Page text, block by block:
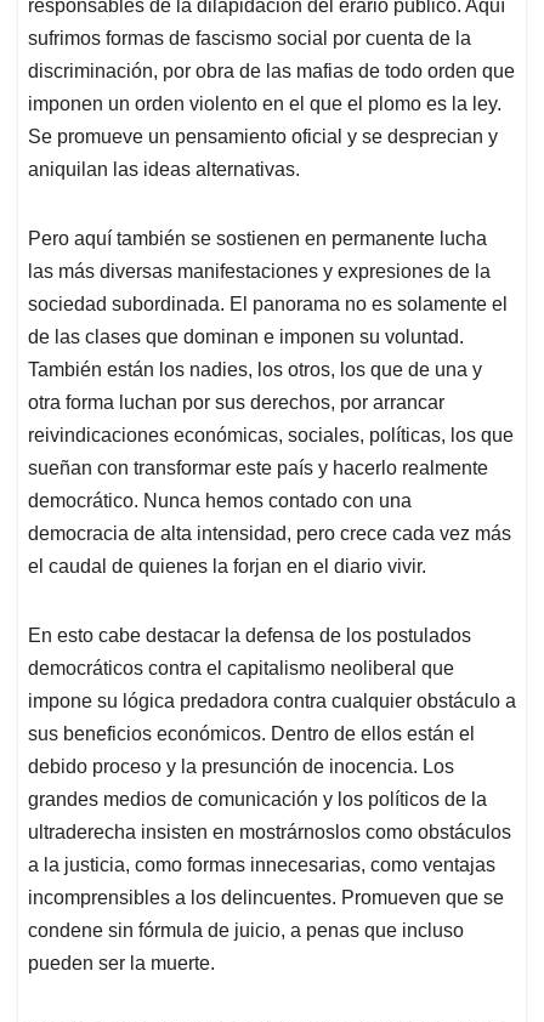
responsables de la dilapidación del erario público. Aquí
sufrimos formas de fascismo social por cuenta de la
discriminación, por obra de las mafias de todo orden que
imponen un orden violento en el que el plomo es la ley.
Se promueve un pensamiento oficial y se desprecian y
aniquilan las ideas alternativas.
Pero aquí también se sostienen en permanente lucha
las más diversas manifestaciones y expresiones de la
sociedad subordinada. El panorama no es solamente el
de las clases que dominan e imponen su voluntad.
También están los nadies, los otros, los que de una y
otra forma luchan por sus derechos, por arrancar
reivindicaciones económicas, sociales, políticas, los que
sueñan con transformar este país y hacerlo realmente
democrático. Nunca hemos contado con una
democracia de alta intensidad, pero crece cada vez más
el caudal de quienes la forjan en el diario vivir.
En esto cabe destacar la defensa de los postulados
democráticos contra el capitalismo neoliberal que
impone su lógica predadora contra cualquier obstáculo a
sus beneficios económicos. Dentro de ellos están el
debido proceso y la presunción de inocencia. Los
grandes medios de comunicación y los políticos de la
ultraderecha insisten en mostrárnoslos como obstáculos
a la justicia, como formas innecesarias, como ventajas
incomprensibles a los delincuentes. Promueven que se
condene sin fórmula de juicio, a penas que incluso
pueden ser la muerte.